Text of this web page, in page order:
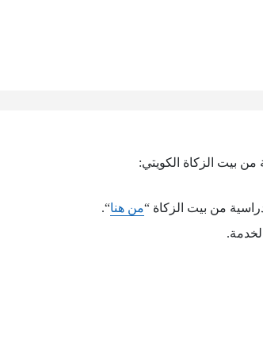
بيت الزكاة الكويتي:
من بيت الزكاة “من هنا“.